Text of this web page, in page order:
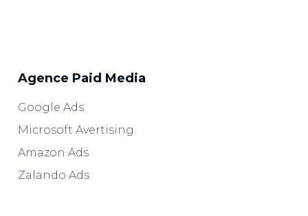
Agence Paid Media
Google Ads
Microsoft Avertising
Amazon Ads
Zalando Ads